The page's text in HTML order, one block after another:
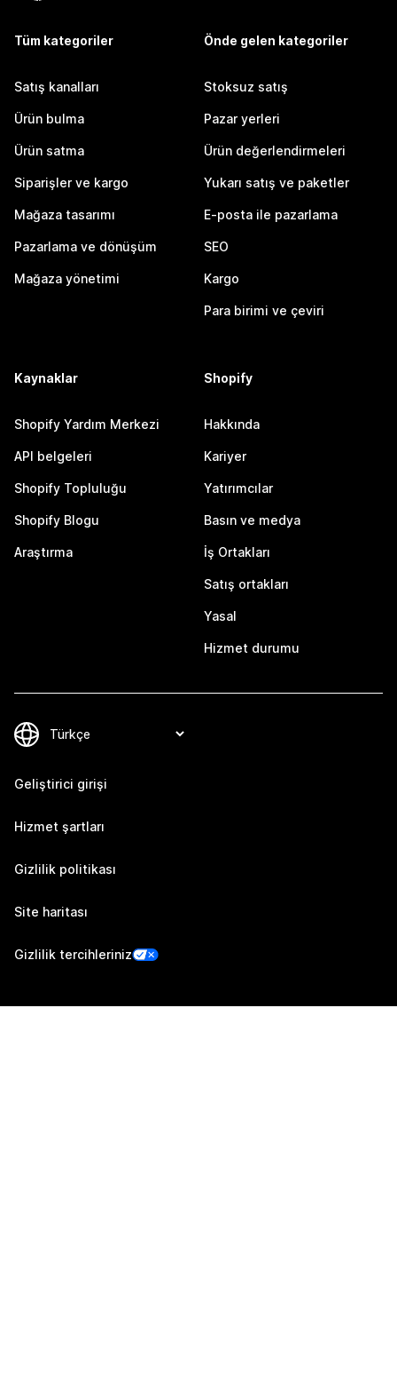
Tüm kategoriler
Satış kanalları
Ürün bulma
Ürün satma
Siparişler ve kargo
Mağaza tasarımı
Pazarlama ve dönüşüm
Mağaza yönetimi
Önde gelen kategoriler
Stoksuz satış
Pazar yerleri
Ürün değerlendirmeleri
Yukarı satış ve paketler
E-posta ile pazarlama
SEO
Kargo
Para birimi ve çeviri
Kaynaklar
Shopify Yardım Merkezi
API belgeleri
Shopify Topluluğu
Shopify Blogu
Araştırma
Shopify
Hakkında
Kariyer
Yatırımcılar
Basın ve medya
İş Ortakları
Satış ortakları
Yasal
Hizmet durumu
Geliştirici girişi
Hizmet şartları
Gizlilik politikası
Site haritası
Gizlilik tercihleriniz